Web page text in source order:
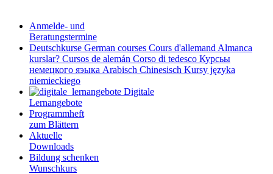
Anmelde- und
Beratungstermine
Deutschkurse German courses Cours d'allemand Almanca
kurslar? Cursos de alemán Corso di tedesco Курсьы
немецкого яэыка Arabisch Chinesisch Kursy języka
niemieckiego
Digitale
Lernangebote
Programmheft
zum Blättern
Aktuelle
Downloads
Bildung schenken
Wunschkurs